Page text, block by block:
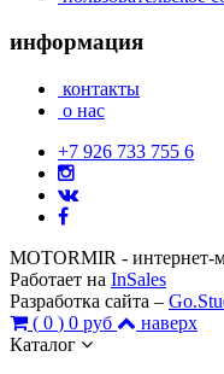
информация
контакты
о нас
+7 926 733 755 6
MOTORMIR - интернет-
Работает на InSales
Разработка сайта –
( 0 ) 0 руб
наверх
Каталог